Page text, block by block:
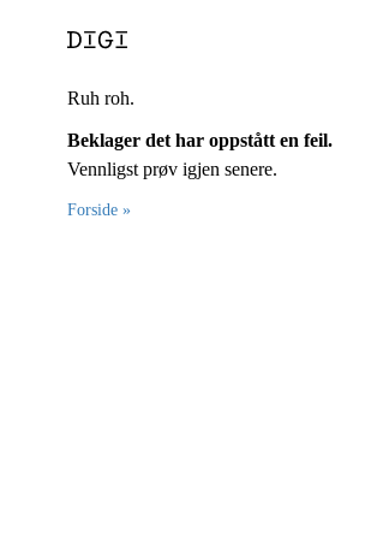
Ruh roh.
Beklager det har oppstått en feil.
Vennligst prøv igjen senere.
Forside »